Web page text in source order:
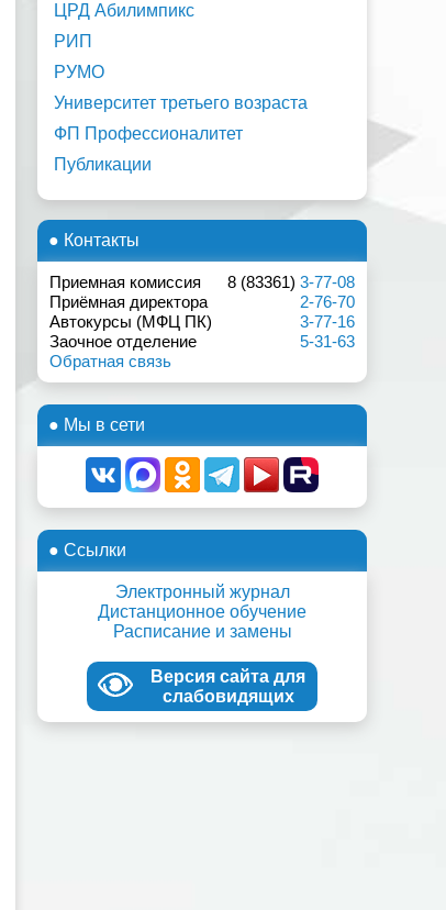
ЦРД Абилимпикс
РИП
РУМО
Университет третьего возраста
ФП Профессионалитет
Публикации
● Контакты
Приемная комиссия 8 (83361) 3-77-08
Приёмная директора
2-76-70
Автокурсы (МФЦ ПК)
3-77-16
Заочное отделение
5-31-63
Обратная связь
● Мы в сети
● Ссылки
Электронный журнал
Дистанционное обучение
Расписание и замены
Версия сайта для
слабовидящих